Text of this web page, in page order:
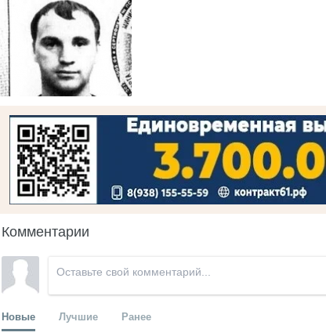
Комментарии
Новые Лучшие Ранее